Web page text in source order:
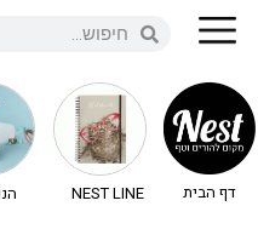
דף הבית NEST LINE